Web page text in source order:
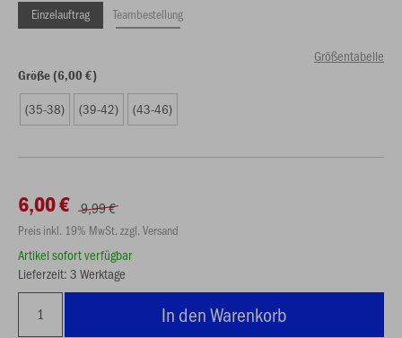
Einzelauftrag Teambestellung
Größentabelle
Größe (6,00 €)
(35-38) (39-42) (43-46)
6,00 € 9,99 €
Preis inkl. 19% MwSt. zzgl. Versand
Artikel sofort verfügbar
Lieferzeit: 3 Werktage
In den Warenkorb